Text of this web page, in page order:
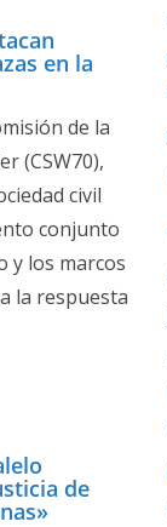
en la
de la
(CSW70),
civil
conjunto
y los marcos
la respuesta
de